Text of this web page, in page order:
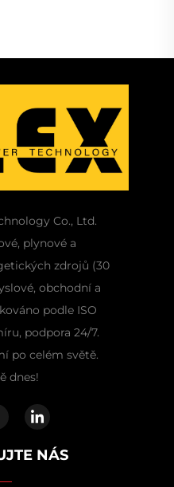
Co., Ltd.
plynové a
zdrojů (30
obchodní a
podle ISO
podpora 24/7.
po celém světě.
dnes!
NÁS